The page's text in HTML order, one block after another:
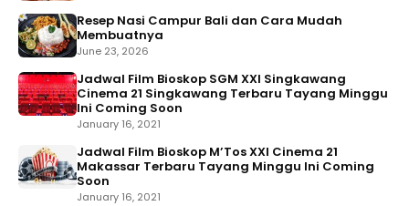
Resep Nasi Campur Bali dan Cara Mudah
Membuatnya
June 23, 2026
Jadwal Film Bioskop SGM XXI Singkawang
Cinema 21 Singkawang Terbaru Tayang Minggu
Ini Coming Soon
January 16, 2021
Jadwal Film Bioskop M’Tos XXI Cinema 21
Makassar Terbaru Tayang Minggu Ini Coming
Soon
January 16, 2021